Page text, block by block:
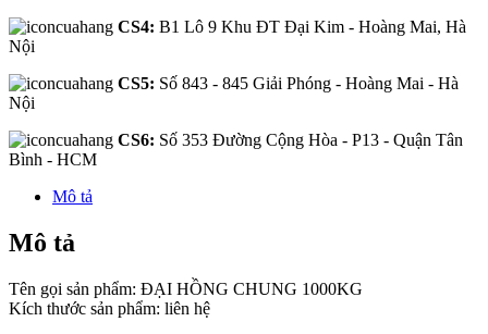
CS4: B1 Lô 9 Khu ĐT Đại Kim - Hoàng Mai, Hà
Nội
CS5: Số 843 - 845 Giải Phóng - Hoàng Mai - Hà
Nội
CS6: Số 353 Đường Cộng Hòa - P13 - Quận Tân
Bình - HCM
Mô tả
Mô tả
Tên gọi sản phẩm: ĐẠI HỒNG CHUNG 1000KG
Kích thước sản phẩm: liên hệ